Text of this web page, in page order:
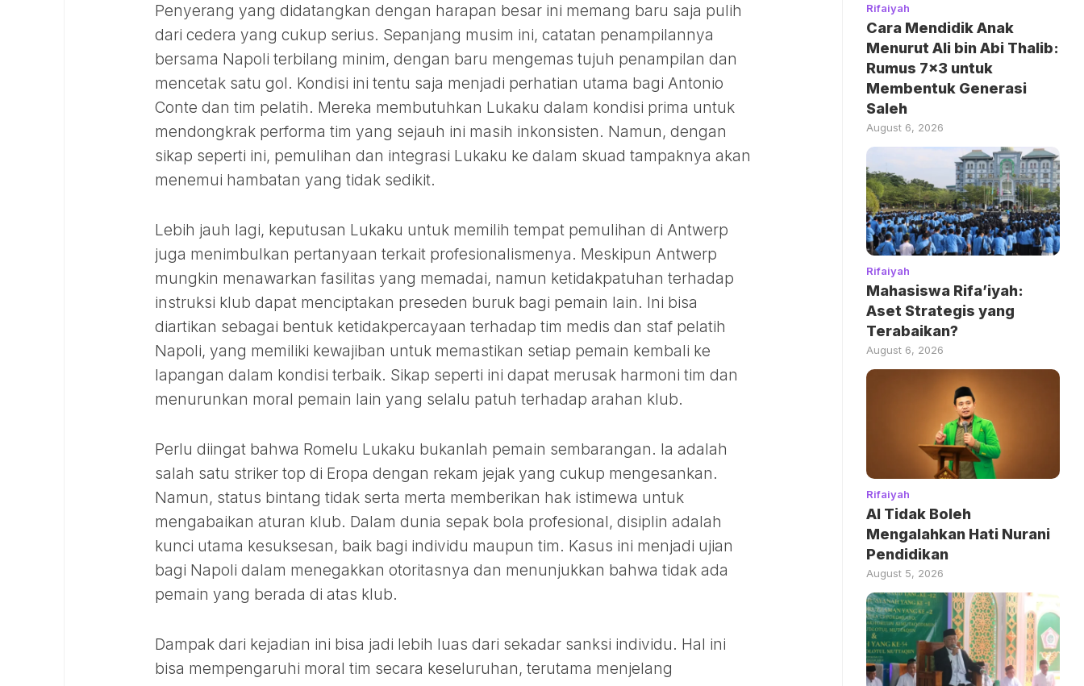
Penyerang yang didatangkan dengan harapan besar ini memang baru saja pulih
dari cedera yang cukup serius. Sepanjang musim ini, catatan penampilannya
bersama Napoli terbilang minim, dengan baru mengemas tujuh penampilan dan
mencetak satu gol. Kondisi ini tentu saja menjadi perhatian utama bagi Antonio
Conte dan tim pelatih. Mereka membutuhkan Lukaku dalam kondisi prima untuk
mendongkrak performa tim yang sejauh ini masih inkonsisten. Namun, dengan
sikap seperti ini, pemulihan dan integrasi Lukaku ke dalam skuad tampaknya akan
menemui hambatan yang tidak sedikit.
Lebih jauh lagi, keputusan Lukaku untuk memilih tempat pemulihan di Antwerp
juga menimbulkan pertanyaan terkait profesionalismenya. Meskipun Antwerp
mungkin menawarkan fasilitas yang memadai, namun ketidakpatuhan terhadap
instruksi klub dapat menciptakan preseden buruk bagi pemain lain. Ini bisa
diartikan sebagai bentuk ketidakpercayaan terhadap tim medis dan staf pelatih
Napoli, yang memiliki kewajiban untuk memastikan setiap pemain kembali ke
lapangan dalam kondisi terbaik. Sikap seperti ini dapat merusak harmoni tim dan
menurunkan moral pemain lain yang selalu patuh terhadap arahan klub.
Perlu diingat bahwa Romelu Lukaku bukanlah pemain sembarangan. Ia adalah
salah satu striker top di Eropa dengan rekam jejak yang cukup mengesankan.
Namun, status bintang tidak serta merta memberikan hak istimewa untuk
mengabaikan aturan klub. Dalam dunia sepak bola profesional, disiplin adalah
kunci utama kesuksesan, baik bagi individu maupun tim. Kasus ini menjadi ujian
bagi Napoli dalam menegakkan otoritasnya dan menunjukkan bahwa tidak ada
pemain yang berada di atas klub.
Dampak dari kejadian ini bisa jadi lebih luas dari sekadar sanksi individu. Hal ini
bisa mempengaruhi moral tim secara keseluruhan, terutama menjelang
Rifaiyah
Cara Mendidik Anak
Menurut Ali bin Abi Thalib:
Rumus 7×3 untuk
Membentuk Generasi
Saleh
August 6, 2026
Rifaiyah
Mahasiswa Rifa’iyah:
Aset Strategis yang
Terabaikan?
August 6, 2026
Rifaiyah
AI Tidak Boleh
Mengalahkan Hati Nurani
Pendidikan
August 5, 2026